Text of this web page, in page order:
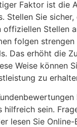
Faktor ist die
Stellen Sie sicher,
offiziellen Stellen
folgen strengen
Das erhöht die
Weise können
zu
hilfreich sein.
lesen Sie